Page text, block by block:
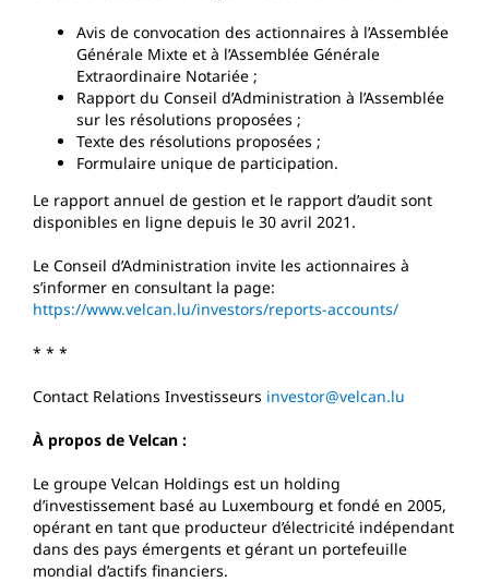
Avis de convocation des actionnaires à l’Assemblée
Générale Mixte et à l’Assemblée Générale
Extraordinaire Notariée ;
Rapport du Conseil d’Administration à l’Assemblée
sur les résolutions proposées ;
Texte des résolutions proposées ;
Formulaire unique de participation.
Le rapport annuel de gestion et le rapport d’audit sont
disponibles en ligne depuis le 30 avril 2021.
Le Conseil d’Administration invite les actionnaires à
s’informer en consultant la page:
https://www.velcan.lu/investors/reports-accounts/
* * *
Contact Relations Investisseurs investor@velcan.lu
À propos de Velcan :
Le groupe Velcan Holdings est un holding
d’investissement basé au Luxembourg et fondé en 2005,
opérant en tant que producteur d’électricité indépendant
dans des pays émergents et gérant un portefeuille
mondial d’actifs financiers.